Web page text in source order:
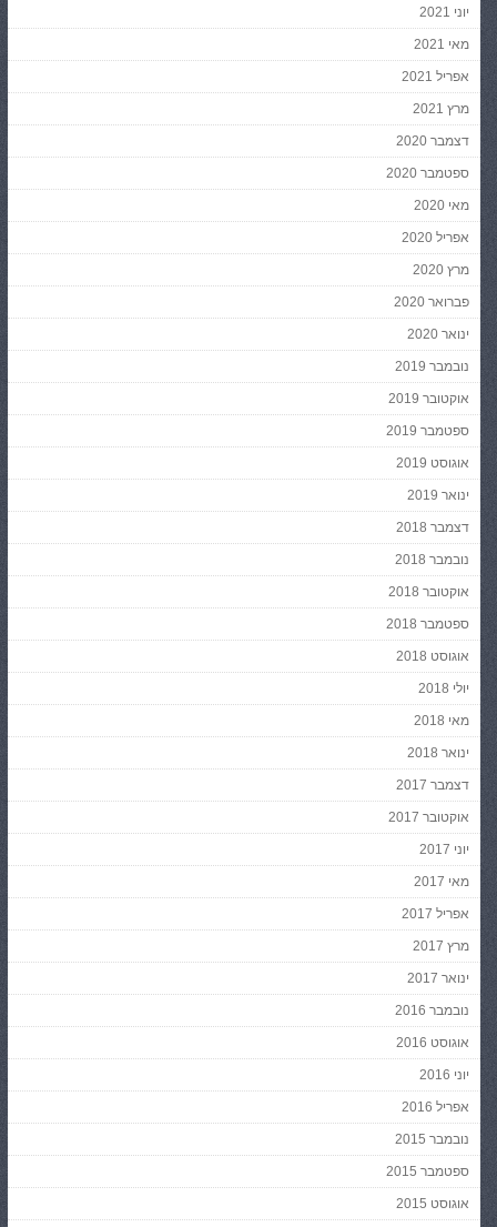
יוני 2021
מאי 2021
אפריל 2021
מרץ 2021
דצמבר 2020
ספטמבר 2020
מאי 2020
אפריל 2020
מרץ 2020
פברואר 2020
ינואר 2020
נובמבר 2019
אוקטובר 2019
ספטמבר 2019
אוגוסט 2019
ינואר 2019
דצמבר 2018
נובמבר 2018
אוקטובר 2018
ספטמבר 2018
אוגוסט 2018
יולי 2018
מאי 2018
ינואר 2018
דצמבר 2017
אוקטובר 2017
יוני 2017
מאי 2017
אפריל 2017
מרץ 2017
ינואר 2017
נובמבר 2016
אוגוסט 2016
יוני 2016
אפריל 2016
נובמבר 2015
ספטמבר 2015
אוגוסט 2015